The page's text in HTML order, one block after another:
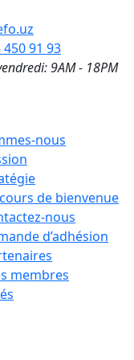
450 91 93
9AM - 18PM
nous
de bienvenue
nous
d’adhésion
membres